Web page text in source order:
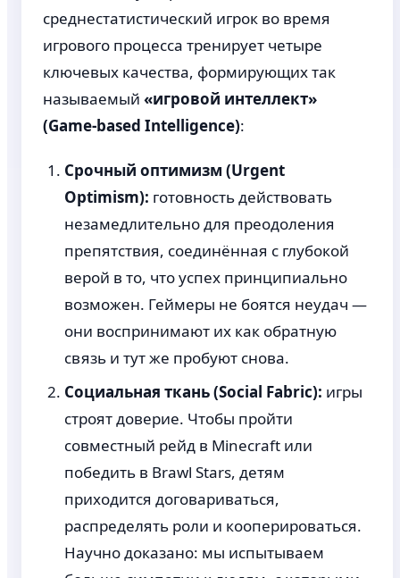
среднестатистический игрок во время
игрового процесса тренирует четыре
ключевых качества, формирующих так
называемый «игровой интеллект»
(Game-based Intelligence):
Срочный оптимизм (Urgent
Optimism): готовность действовать
незамедлительно для преодоления
препятствия, соединённая с глубокой
верой в то, что успех принципиально
возможен. Геймеры не боятся неудач —
они воспринимают их как обратную
связь и тут же пробуют снова.
Социальная ткань (Social Fabric): игры
строят доверие. Чтобы пройти
совместный рейд в Minecraft или
победить в Brawl Stars, детям
приходится договариваться,
распределять роли и кооперироваться.
Научно доказано: мы испытываем